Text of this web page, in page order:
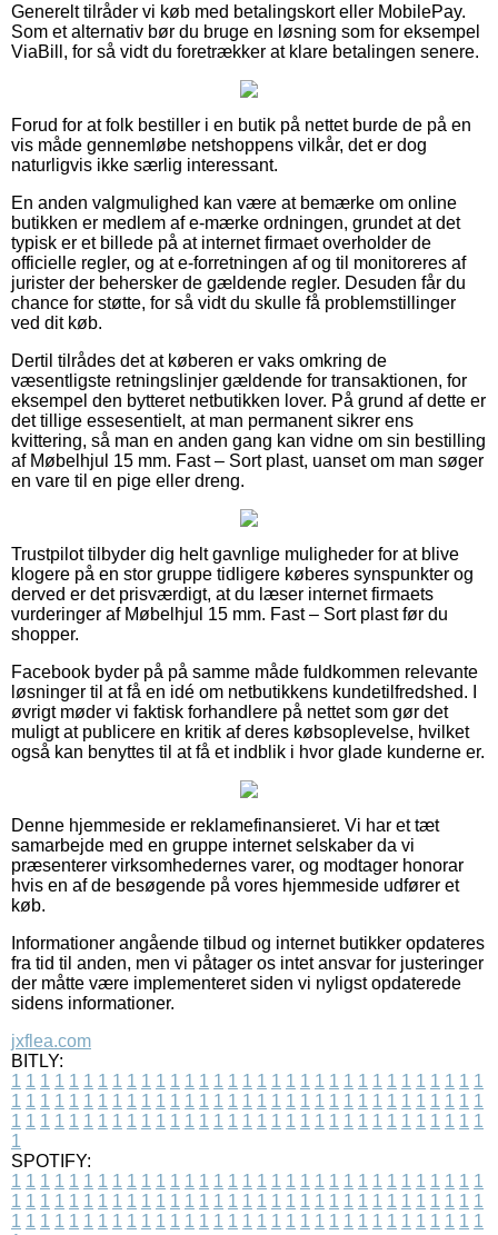
Generelt tilråder vi køb med betalingskort eller MobilePay.
Som et alternativ bør du bruge en løsning som for eksempel
ViaBill, for så vidt du foretrækker at klare betalingen senere.
Forud for at folk bestiller i en butik på nettet burde de på en
vis måde gennemløbe netshoppens vilkår, det er dog
naturligvis ikke særlig interessant.
En anden valgmulighed kan være at bemærke om online
butikken er medlem af e-mærke ordningen, grundet at det
typisk er et billede på at internet firmaet overholder de
officielle regler, og at e-forretningen af og til monitoreres af
jurister der behersker de gældende regler. Desuden får du
chance for støtte, for så vidt du skulle få problemstillinger
ved dit køb.
Dertil tilrådes det at køberen er vaks omkring de
væsentligste retningslinjer gældende for transaktionen, for
eksempel den bytteret netbutikken lover. På grund af dette er
det tillige essesentielt, at man permanent sikrer ens
kvittering, så man en anden gang kan vidne om sin bestilling
af Møbelhjul 15 mm. Fast – Sort plast, uanset om man søger
en vare til en pige eller dreng.
Trustpilot tilbyder dig helt gavnlige muligheder for at blive
klogere på en stor gruppe tidligere køberes synspunkter og
derved er det prisværdigt, at du læser internet firmaets
vurderinger af Møbelhjul 15 mm. Fast – Sort plast før du
shopper.
Facebook byder på på samme måde fuldkommen relevante
løsninger til at få en idé om netbutikkens kundetilfredshed. I
øvrigt møder vi faktisk forhandlere på nettet som gør det
muligt at publicere en kritik af deres købsoplevelse, hvilket
også kan benyttes til at få et indblik i hvor glade kunderne er.
Denne hjemmeside er reklamefinansieret. Vi har et tæt
samarbejde med en gruppe internet selskaber da vi
præsenterer virksomhedernes varer, og modtager honorar
hvis en af de besøgende på vores hjemmeside udfører et
køb.
Informationer angående tilbud og internet butikker opdateres
fra tid til anden, men vi påtager os intet ansvar for justeringer
der måtte være implementeret siden vi nyligst opdaterede
sidens informationer.
jxflea.com
BITLY:
1 1 1 1 1 1 1 1 1 1 1 1 1 1 1 1 1 1 1 1 1 1 1 1 1 1 1 1 1 1 1 1 1
1 1 1 1 1 1 1 1 1 1 1 1 1 1 1 1 1 1 1 1 1 1 1 1 1 1 1 1 1 1 1 1 1
1 1 1 1 1 1 1 1 1 1 1 1 1 1 1 1 1 1 1 1 1 1 1 1 1 1 1 1 1 1 1 1 1
1
SPOTIFY:
1 1 1 1 1 1 1 1 1 1 1 1 1 1 1 1 1 1 1 1 1 1 1 1 1 1 1 1 1 1 1 1 1
1 1 1 1 1 1 1 1 1 1 1 1 1 1 1 1 1 1 1 1 1 1 1 1 1 1 1 1 1 1 1 1 1
1 1 1 1 1 1 1 1 1 1 1 1 1 1 1 1 1 1 1 1 1 1 1 1 1 1 1 1 1 1 1 1 1